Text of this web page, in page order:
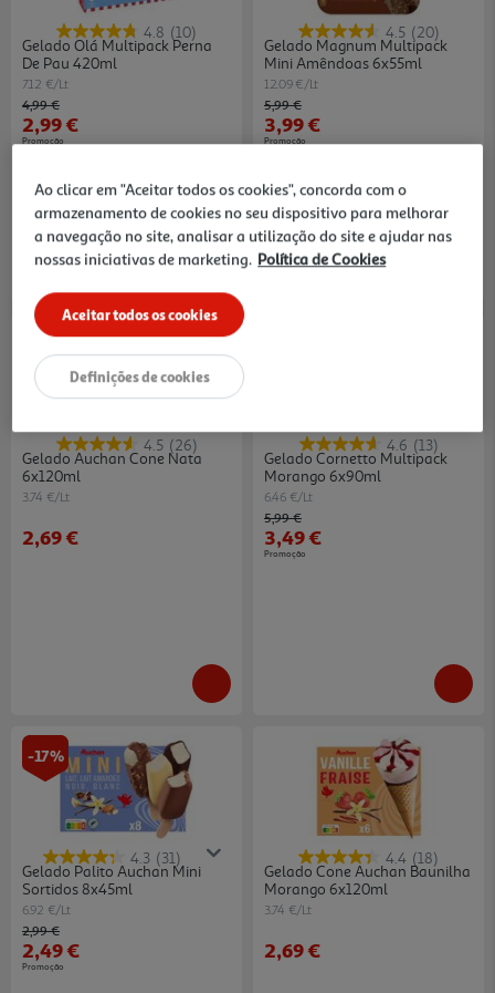
4.8 (10)
Gelado Olá Multipack Perna
De Pau 420ml
7.12 €/Lt
Price reduced from
4,99 €to
2,99 €
Promoção
4.5 (20)
Gelado Magnum Multipack
Mini Amêndoas 6x55ml
12.09 €/Lt
Price reduced from
5,99 €to
3,99 €
Promoção
4.5 (26)
Gelado Auchan Cone Nata
6x120ml
3.74 €/Lt
2,69 €
4.6 (13)
Gelado Cornetto Multipack
Morango 6x90ml
6.46 €/Lt
Price reduced from
5,99 €to
3,49 €
Promoção
-17%
4.3 (31)
Gelado Palito Auchan Mini
Sortidos 8x45ml
6.92 €/Lt
Price reduced from
2,99 €to
2,49 €
Promoção
4.4 (18)
Gelado Cone Auchan Baunilha
Morango 6x120ml
3.74 €/Lt
2,69 €
Ao clicar em "Aceitar todos os cookies", concorda com o
armazenamento de cookies no seu dispositivo para melhorar
a navegação no site, analisar a utilização do site e ajudar nas
nossas iniciativas de marketing. Política de Cookies
Aceitar todos os cookies
Definições de cookies